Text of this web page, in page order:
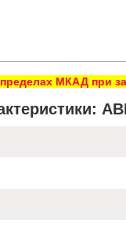
МКАД при